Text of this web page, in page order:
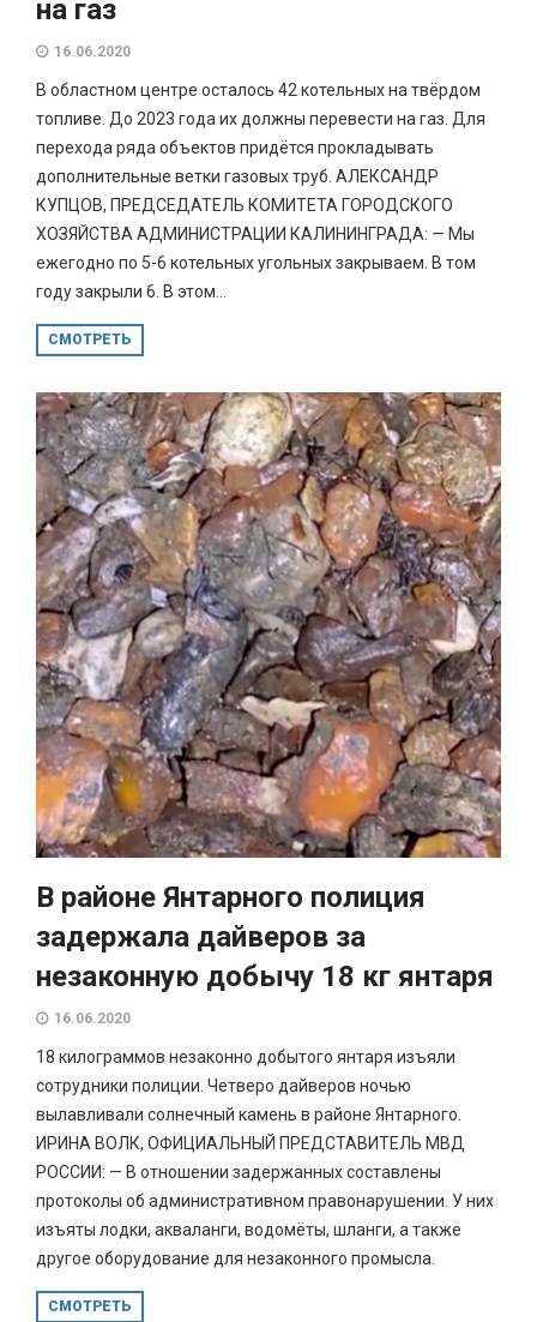
на газ
16.06.2020
В областном центре осталось 42 котельных на твёрдом
топливе. До 2023 года их должны перевести на газ. Для
перехода ряда объектов придётся прокладывать
дополнительные ветки газовых труб. АЛЕКСАНДР
КУПЦОВ, ПРЕДСЕДАТЕЛЬ КОМИТЕТА ГОРОДСКОГО
ХОЗЯЙСТВА АДМИНИСТРАЦИИ КАЛИНИНГРАДА: — Мы
ежегодно по 5-6 котельных угольных закрываем. В том
году закрыли 6. В этом...
СМОТРЕТЬ
В районе Янтарного полиция
задержала дайверов за
незаконную добычу 18 кг янтаря
16.06.2020
18 килограммов незаконно добытого янтаря изъяли
сотрудники полиции. Четверо дайверов ночью
вылавливали солнечный камень в районе Янтарного.
ИРИНА ВОЛК, ОФИЦИАЛЬНЫЙ ПРЕДСТАВИТЕЛЬ МВД
РОССИИ: — В отношении задержанных составлены
протоколы об административном правонарушении. У них
изъяты лодки, акваланги, водомёты, шланги, а также
другое оборудование для незаконного промысла.
СМОТРЕТЬ